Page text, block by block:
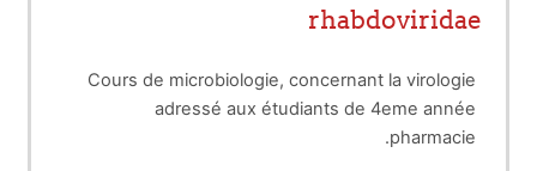
rhabdoviridae
Cours de microbiologie, concernant la virologie
adressé aux étudiants de 4eme année
pharmacie.